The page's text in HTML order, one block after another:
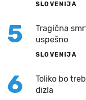
SLOVENIJA
5
Tragična
uspešno
SLOVENIJA
6
Toliko bo
dizla